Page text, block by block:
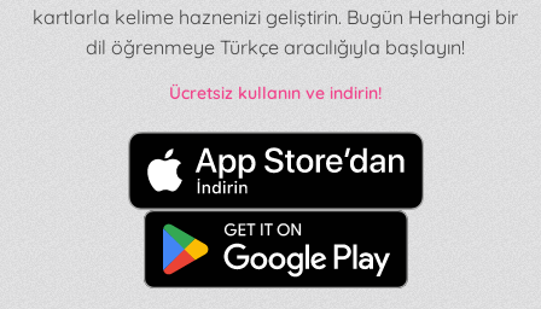
kartlarla kelime haznenizi geliştirin. Bugün Herhangi bir
dil öğrenmeye Türkçe aracılığıyla başlayın!
Ücretsiz kullanın ve indirin!